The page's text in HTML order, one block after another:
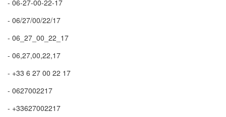
- 06-27-00-22-17
- 06/27/00/22/17
- 06_27_00_22_17
- 06,27,00,22,17
- +33 6 27 00 22 17
- 0627002217
- +33627002217